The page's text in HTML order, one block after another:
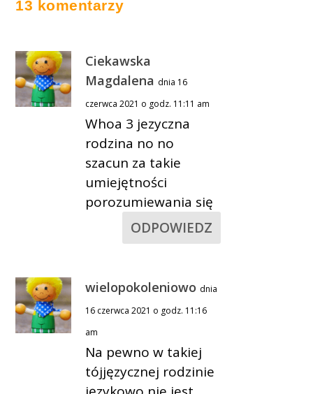
13 komentarzy
Ciekawska
Magdalena dnia 16
czerwca 2021 o godz. 11:11 am
Whoa 3 jezyczna
rodzina no no
szacun za takie
umiejętności
porozumiewania się
ODPOWIEDZ
wielopokoleniowo dnia
16 czerwca 2021 o godz. 11:16
am
Na pewno w takiej
tójjęzycznej rodzinie